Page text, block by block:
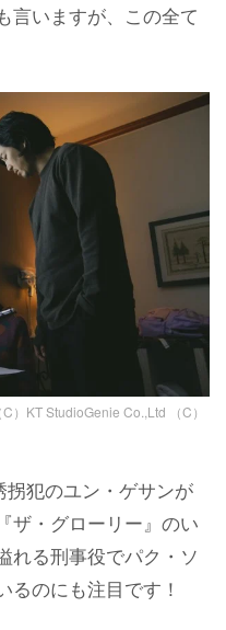
いますが、この全て
）KT StudioGenie Co.,Ltd （C）
拐犯のユン・ゲサンが
ザ・グローリー』のい
れる刑事役でパク・ソ
るのにも注目です！